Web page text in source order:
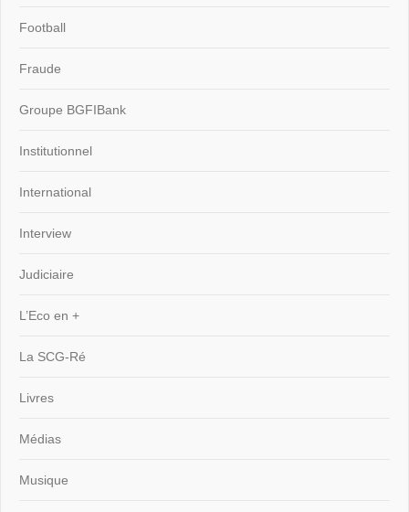
Football
Fraude
Groupe BGFIBank
Institutionnel
International
Interview
Judiciaire
L’Eco en +
La SCG-Ré
Livres
Médias
Musique